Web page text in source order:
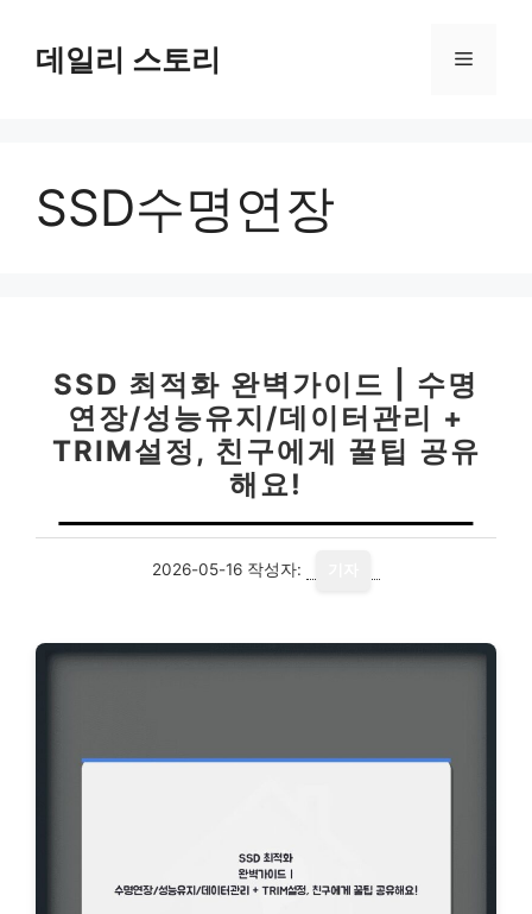
데일리 스토리 메
SSD수명연장
SSD 최적화 완벽가이드 | 수명
연장/성능유지/데이터관리 +
TRIM설정, 친구에게 꿀팁 공유
해요!
2026-05-16 작성자: